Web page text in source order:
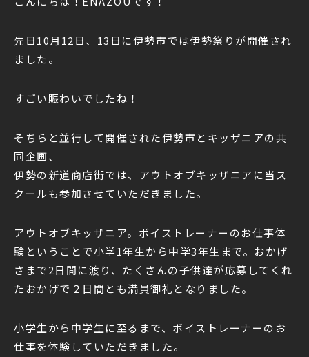
先日10月12日、13日に伊勢市では伊勢祭りが開催され
ました。
すごい賑わいでしたね！
そちらと並行して開催された伊勢市とキッザニアの共
同企画、
伊勢の新道商店街では、アウトオブキッザニアに当ス
クールも参加させていただきました。
アウトオブキッザニア。ボイストレーナーのお仕事体
験ということで小学1年生から中学3年生まで。おかげ
さまで2日間に渡り、たくさんの子供達が応募してくれ
たおかげで２日間とも満員御礼となりました。
小学生から中学生に至るまで、ボイストレーナーのお
仕事を体験していただきました。